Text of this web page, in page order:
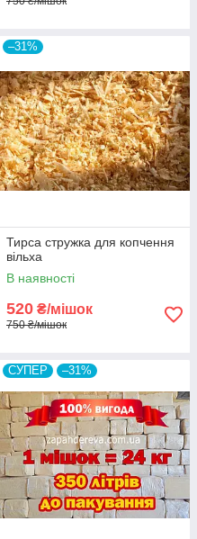
–31%
Тирса стружка для копчення
вільха
В наявності
520 ₴/мішок
750 ₴/мішок
СУПЕР –31%